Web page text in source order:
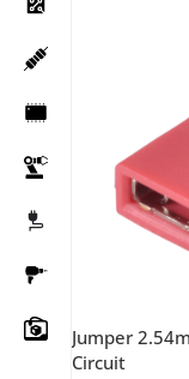
Jumper
Circuit